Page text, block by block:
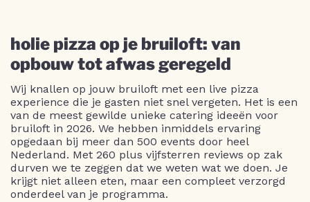
holie pizza op je bruiloft: van
opbouw tot afwas geregeld
Wij knallen op jouw bruiloft met een live pizza
experience die je gasten niet snel vergeten. Het is een
van de meest gewilde unieke catering ideeën voor
bruiloft in 2026. We hebben inmiddels ervaring
opgedaan bij meer dan 500 events door heel
Nederland. Met 260 plus vijfsterren reviews op zak
durven we te zeggen dat we weten wat we doen. Je
krijgt niet alleen eten, maar een compleet verzorgd
onderdeel van je programma.